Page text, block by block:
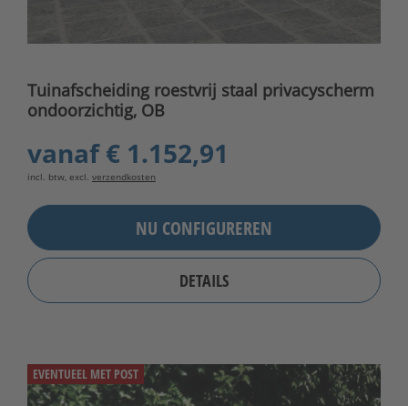
Tuinafscheiding roestvrij staal privacyscherm
ondoorzichtig, OB
vanaf€ 1.152,91
incl. btw, excl. verzendkosten
NU CONFIGUREREN
DETAILS
EVENTUEEL MET POST